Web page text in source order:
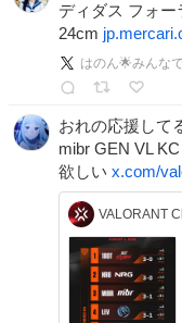
ディダス フォー
24cm
はのん🌟みんな
おれの応援して
mibr GEN VL
欲しい x.com/
VALORANT